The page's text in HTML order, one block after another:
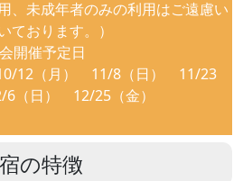
、未成年者のみの利用はご遠慮い
ております。）
花火大会開催予定日
（月） 11/8（日） 11/23
6（日） 12/25（金）
宿の特徴